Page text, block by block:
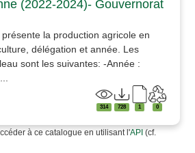
(2022-2024)- Gouvernorat
la production agricole en
délégation et année. Les
sont les suivantes: -Année :
314 728 1 0
à ce catalogue en utilisant l'API (cf.